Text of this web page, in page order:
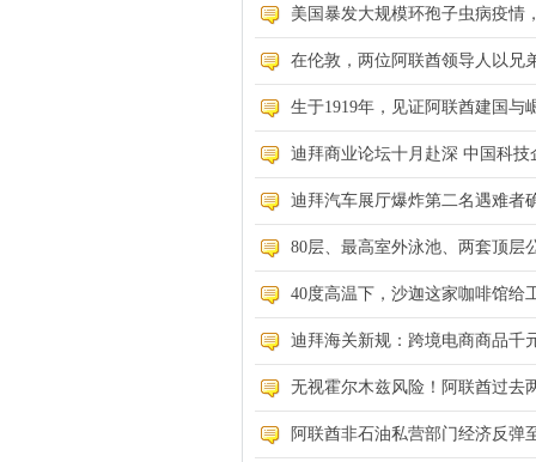
美国暴发大规模环孢子虫病疫情
在伦敦，两位阿联酋领导人以兄
生于1919年，见证阿联酋建国与
迪拜商业论坛十月赴深 中国科技
迪拜汽车展厅爆炸第二名遇难者
80层、最高室外泳池、两套顶层
40度高温下，沙迦这家咖啡馆给
迪拜海关新规：跨境电商商品千
无视霍尔木兹风险！阿联酋过去
阿联酋非石油私营部门经济反弹